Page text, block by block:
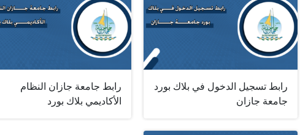
رابط تسجيل الدخول في بلاك بورد
جامعة جازان
رابط جامعة جازان النظام
الأكاديمي بلاك بورد